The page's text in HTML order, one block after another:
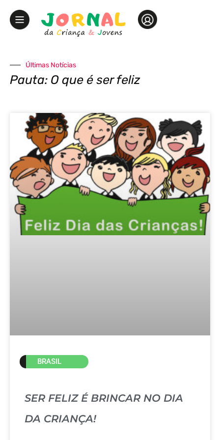
Últimas Notícias
Pauta: O que é ser feliz
BRASIL
SER FELIZ É BRINCAR NO DIA
DA CRIANÇA!